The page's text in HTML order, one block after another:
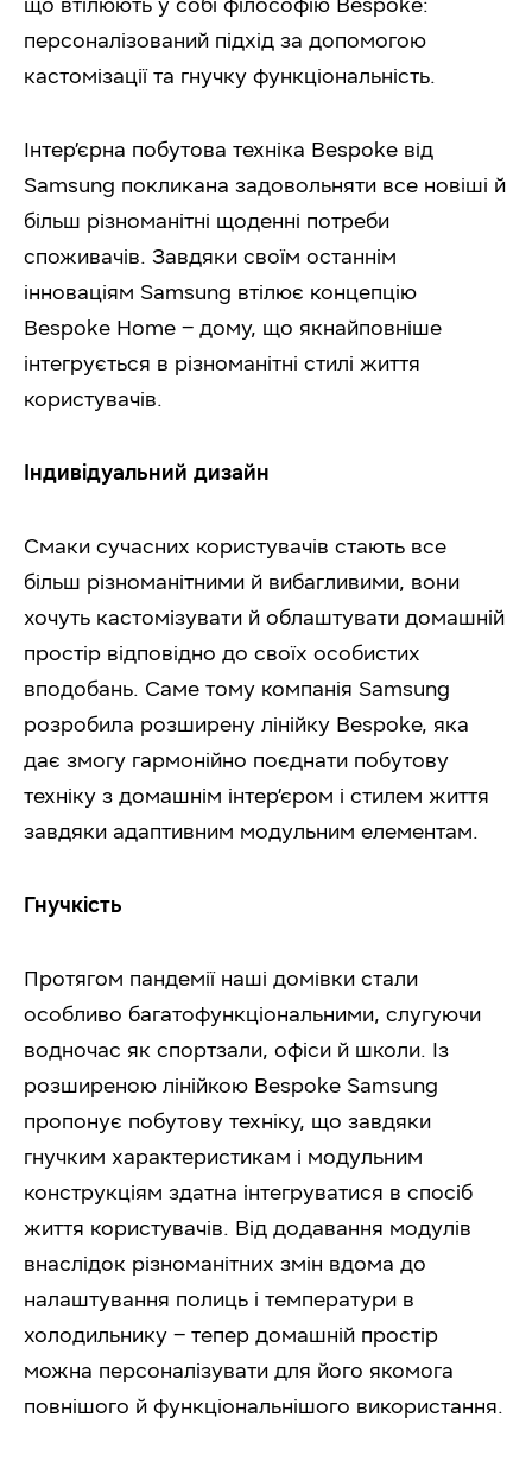
персоналізований підхід за допомогою
кастомізації та гнучку функціональність.
Інтер’єрна побутова техніка Bespoke від
Samsung покликана задовольняти все новіші й
більш різноманітні щоденні потреби
споживачів. Завдяки своїм останнім
інноваціям Samsung втілює концепцію
Bespoke Home – дому, що якнайповніше
інтегрується в різноманітні стилі життя
користувачів.
Індивідуальний дизайн
Смаки сучасних користувачів стають все
більш різноманітними й вибагливими, вони
хочуть кастомізувати й облаштувати домашній
простір відповідно до своїх особистих
вподобань. Саме тому компанія Samsung
розробила розширену лінійку Bespoke, яка
дає змогу гармонійно поєднати побутову
техніку з домашнім інтер’єром і стилем життя
завдяки адаптивним модульним елементам.
Гнучкість
Протягом пандемії наші домівки стали
особливо багатофункціональними, слугуючи
водночас як спортзали, офіси й школи. Із
розширеною лінійкою Bespoke Samsung
пропонує побутову техніку, що завдяки
гнучким характеристикам і модульним
конструкціям здатна інтегруватися в спосіб
життя користувачів. Від додавання модулів
внаслідок різноманітних змін вдома до
налаштування полиць і температури в
холодильнику – тепер домашній простір
можна персоналізувати для його якомога
повнішого й функціональнішого використання.